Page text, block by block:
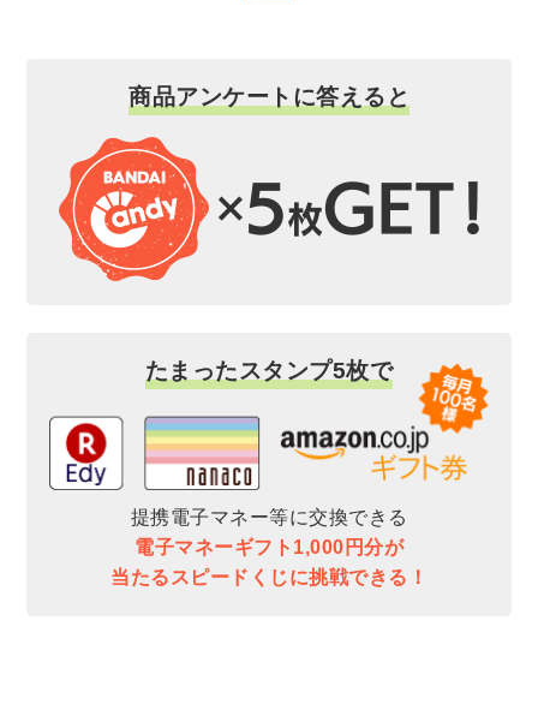
商品アンケートに答えると
たまったスタンプ5枚で
提携電子マネー等に交換できる
電子マネーギフト1,000円分が
当たるスピードくじに挑戦できる！